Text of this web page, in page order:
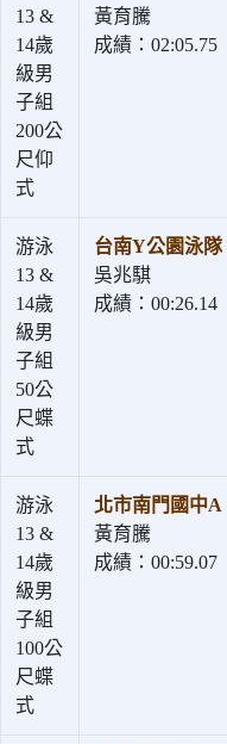
13 &
14歲
級男
子組
200公
尺仰
式
黃育騰
成績：02:05.75
游泳
13 &
14歲
級男
子組
50公
尺蝶
式
台南Y公園泳隊
吳兆騏
成績：00:26.14
游泳
13 &
14歲
級男
子組
100公
尺蝶
式
北市南門國中A
黃育騰
成績：00:59.07